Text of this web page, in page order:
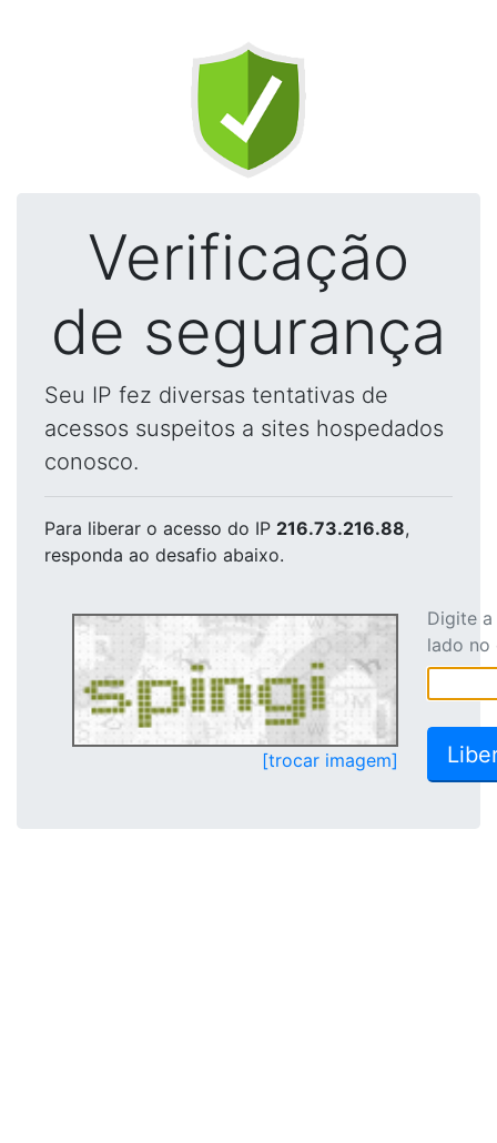
Verificação
de segurança
Seu IP fez diversas tentativas de
acessos suspeitos a sites hospedados
conosco.
Para liberar o acesso do IP 216.73.216.88,
responda ao desafio abaixo.
[trocar imagem]
Digite
lado no